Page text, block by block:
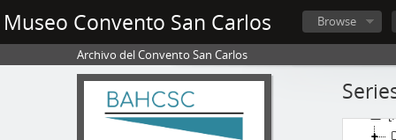
Museo Convento San Carlos Browse
Archivo del Convento San Carlos